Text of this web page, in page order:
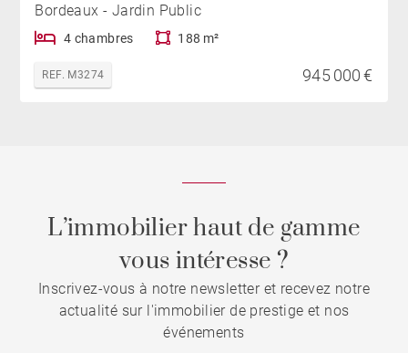
Bordeaux - Jardin Public
4 chambres 188 m²
REF. M3274 945 000 €
L’immobilier haut de gamme
vous intéresse ?
Inscrivez-vous à notre newsletter et recevez notre
actualité sur l'immobilier de prestige et nos
événements